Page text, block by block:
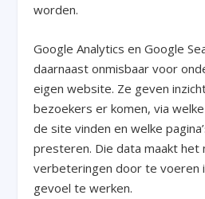
worden.
Google Analytics en Google
daarnaast onmisbaar voor
eigen website. Ze geven
bezoekers er komen, via
de site vinden en welke
presteren. Die data maakt het
verbeteringen door te voeren
gevoel te werken.